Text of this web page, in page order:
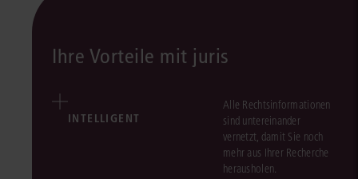
Ihre Vorteile mit juris
INTELLIGENT
Alle Rechtsinformationen
sind untereinander
vernetzt, damit Sie noch
mehr aus Ihrer Recherche
herausholen.